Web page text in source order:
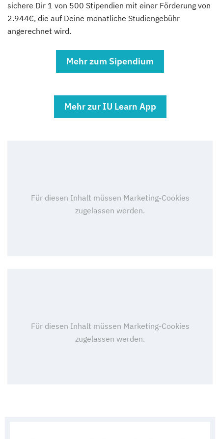
sichere Dir 1 von 500 Stipendien mit einer Förderung von
2.944€, die auf Deine monatliche Studiengebühr
angerechnet wird.
Mehr zum Sipendium
Mehr zur IU Learn App